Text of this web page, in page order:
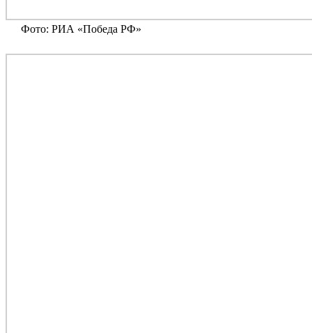
Фото: РИА «Победа РФ»